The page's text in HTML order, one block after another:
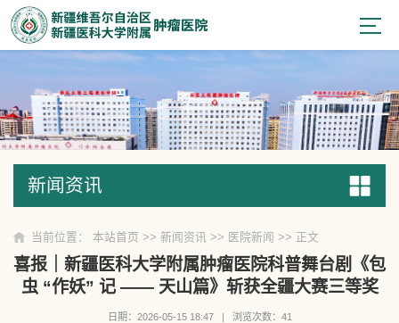
新闻资讯
新闻资讯
当前位置： 本站首页 >> 新闻资讯 >> 医院新闻 >> 正文
喜报｜新疆医科大学附属肿瘤医院科普舞台剧《包
虫 “作妖” 记 —— 天山篇》斩获全疆大赛三等奖
日期：2026-05-15 18:47| 浏览次数： 41